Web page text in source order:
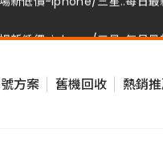
場新低價-iphone/三星..每日最
方案 舊機回收 熱銷